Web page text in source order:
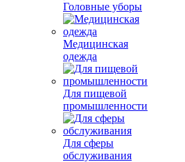
Головные уборы
Медицинская
одежда
Для пищевой
промышленности
Для сферы
обслуживания